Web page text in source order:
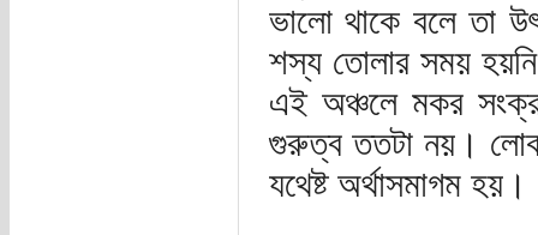
ভালো থাকে বলে তা
শস্য তোলার সময়
এই অঞ্চলে মকর
গুরুত্ব ততটা নয়।
যথেষ্ট অর্থাসমাগম হয়।